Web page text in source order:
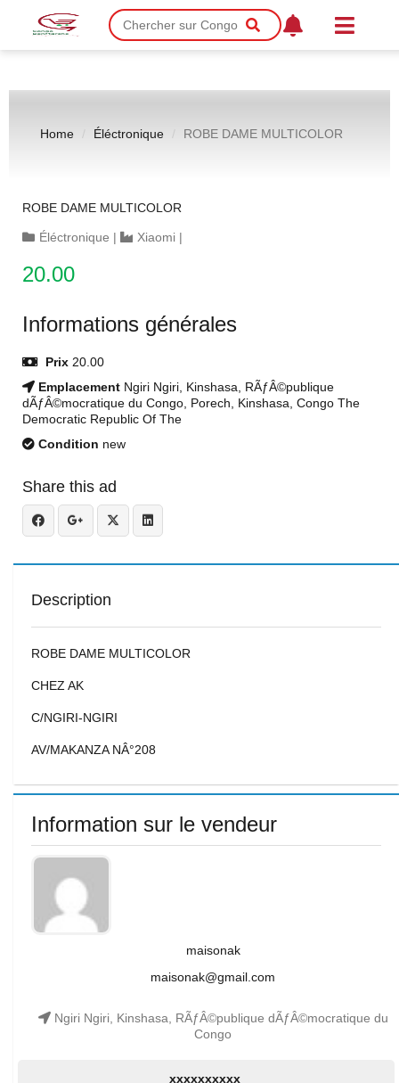
Home Éléctronique ROBE DAME MULTICOLOR
ROBE DAME MULTICOLOR
Éléctronique | Xiaomi |
20.00
Informations générales
Prix 20.00
Emplacement Ngiri Ngiri, Kinshasa, RÃƒÂ©publique
dÃƒÂ©mocratique du Congo, Porech, Kinshasa, Congo The
Democratic Republic Of The
Condition new
Share this ad
Description
ROBE DAME MULTICOLOR
CHEZ AK
C/NGIRI-NGIRI
AV/MAKANZA NÂ°208
Information sur le vendeur
maisonak
maisonak@gmail.com
Ngiri Ngiri, Kinshasa, RÃƒÂ©publique dÃƒÂ©mocratique du
Congo
xxxxxxxxxx